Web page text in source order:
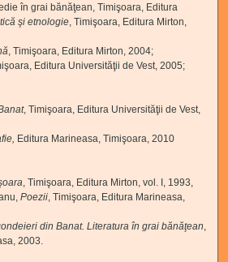
în grai bănăţean, Timişoara, Editura
şi etnologie, Timişoara, Editura Mirton,
, Timişoara, Editura Mirton, 2004;
Editura Universităţii de Vest, 2005;
, Timişoara, Editura Universităţii de Vest,
Editura Marineasa, Timişoara, 2010
, Timişoara, Editura Mirton, vol. I, 1993,
Poezii, Timişoara, Editura Marineasa,
din Banat. Literatura în grai bănăţean,
2003.